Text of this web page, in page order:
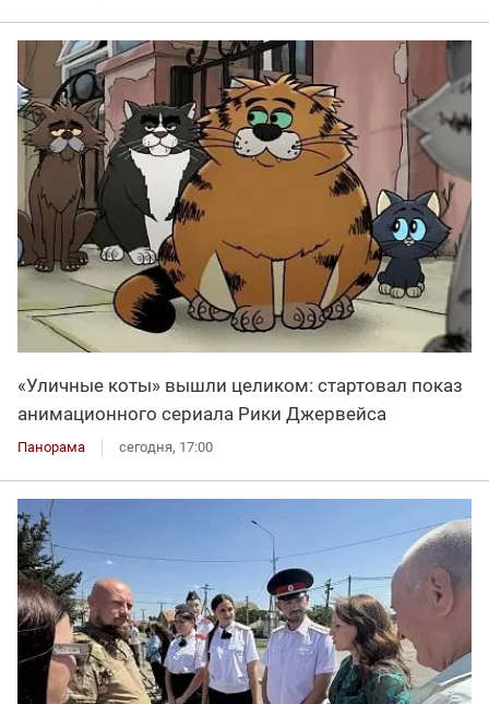
«Уличные коты» вышли целиком: стартовал показ
анимационного сериала Рики Джервейса
Панорама сегодня, 17:00